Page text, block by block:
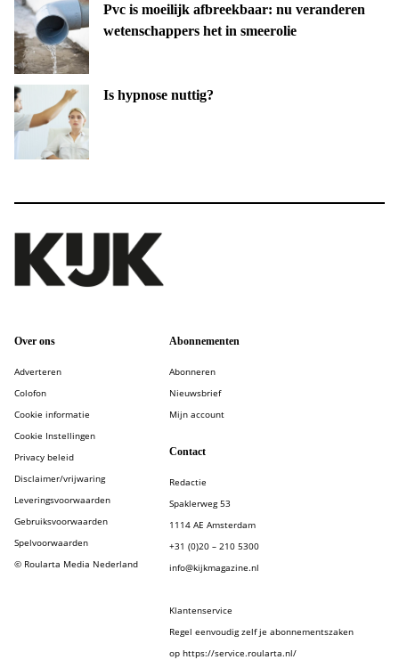
Pvc is moeilijk afbreekbaar: nu veranderen
wetenschappers het in smeerolie
Is hypnose nuttig?
Over ons
Adverteren
Colofon
Cookie informatie
Cookie Instellingen
Privacy beleid
Disclaimer/vrijwaring
Leveringsvoorwaarden
Gebruiksvoorwaarden
Spelvoorwaarden
© Roularta Media Nederland
Abonnementen
Abonneren
Nieuwsbrief
Mijn account
Contact
Redactie
Spaklerweg 53
1114 AE Amsterdam
+31 (0)20 – 210 5300
info@kijkmagazine.nl
Klantenservice
Regel eenvoudig zelf je abonnementszaken
op https://service.roularta.nl/